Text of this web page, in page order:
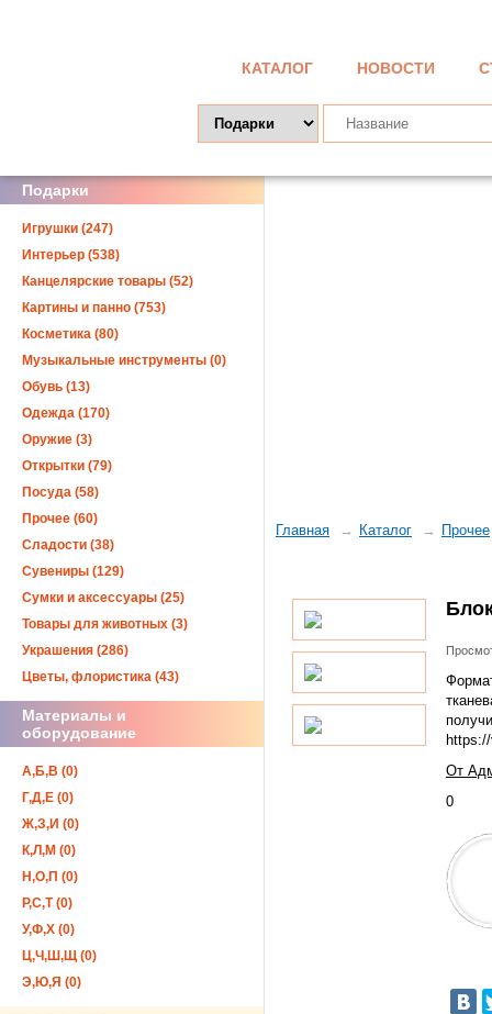
КАТАЛОГ НОВОСТИ
Главная Каталог Прочее
От
0
Подарки
Игрушки (247)
Интерьер (538)
Канцелярские товары (52)
Картины и панно (753)
Косметика (80)
Музыкальные инструменты (0)
Обувь (13)
Одежда (170)
Оружие (3)
Открытки (79)
Посуда (58)
Прочее (60)
Сладости (38)
Сувениры (129)
Сумки и аксессуары (25)
Товары для животных (3)
Украшения (286)
Цветы, флористика (43)
Материалы и
оборудование
А,Б,В (0)
Г,Д,Е (0)
Ж,З,И (0)
К,Л,М (0)
Н,О,П (0)
Р,С,Т (0)
У,Ф,Х (0)
Ц,Ч,Ш,Щ (0)
Э,Ю,Я (0)